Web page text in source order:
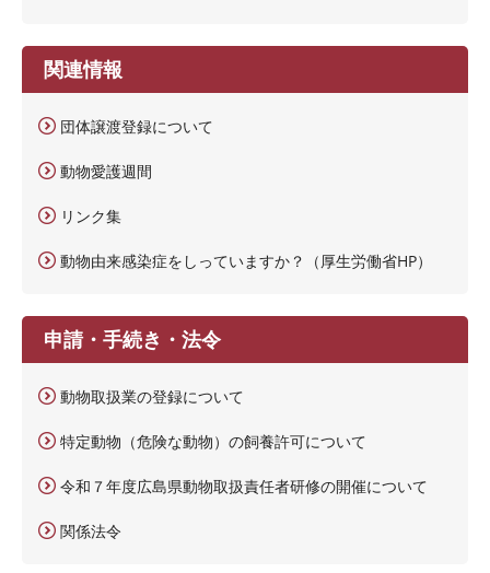
関連情報
団体譲渡登録について
動物愛護週間
リンク集
動物由来感染症をしっていますか？（厚生労働省HP）
申請・手続き・法令
動物取扱業の登録について
特定動物（危険な動物）の飼養許可について
令和７年度広島県動物取扱責任者研修の開催について
関係法令